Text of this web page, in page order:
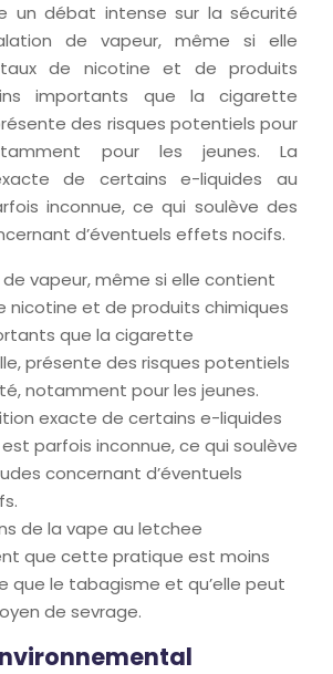
un débat intense sur la sécurité
de vapeur, même si elle
de nicotine et de produits
importants que la cigarette
des risques potentiels pour
pour les jeunes. La
de certains e-liquides au
inconnue, ce qui soulève des
d’éventuels effets nocifs.
de vapeur, même si elle contient
nicotine et de produits chimiques
que la cigarette
présente des risques potentiels
notamment pour les jeunes.
exacte de certains e-liquides
parfois inconnue, ce qui soulève
concernant d’éventuels
de la vape au letchee
que cette pratique est moins
que le tabagisme et qu’elle peut
de sevrage.